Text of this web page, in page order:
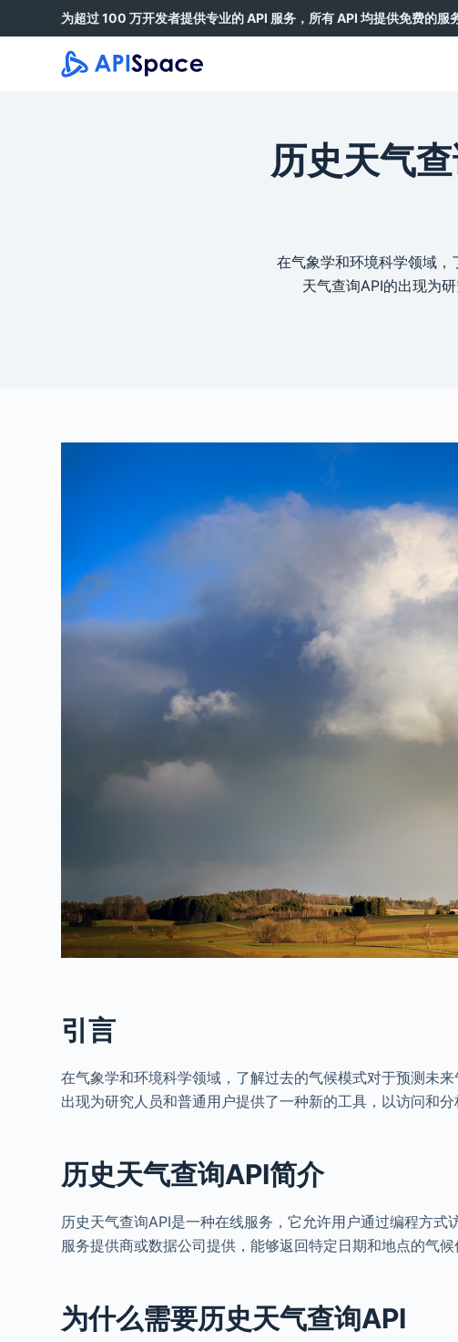
为超过 100 万开发者提供专业的 API 服务，所有 API 均提供免费的服
历史天气
在气象学和环境科学领域
天气查询API的出现为
引言
在气象学和环境科学领域，了解过去的气候模式对于预测未
出现为研究人员和普通用户提供了一种新的工具，以访问和分
历史天气查询API简介
历史天气查询API是一种在线服务，它允许用户通过编程方
服务提供商或数据公司提供，能够返回特定日期和地点的气
为什么需要历史天气查询API